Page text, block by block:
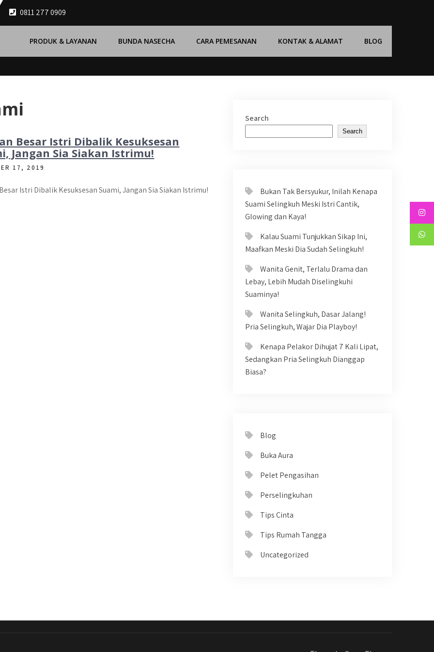
0811 277 0909
PRODUK & LAYANAN BUNDA NASECHA CARA PEMESANAN KONTAK & ALAMAT BLOG
Besar Istri Dibalik Kesuksesan
Jangan Sia Siakan Istrimu!
17, 2019
Istri Dibalik Kesuksesan Suami, Jangan Sia Siakan Istrimu!
Search
Search
Bukan Tak Bersyukur, Inilah Kenapa
Suami Selingkuh Meski Istri Cantik,
Glowing dan Kaya!
Kalau Suami Tunjukkan Sikap Ini,
Maafkan Meski Dia Sudah Selingkuh!
Wanita Genit, Terlalu Drama dan
Lebay, Lebih Mudah Diselingkuhi
Suaminya!
Wanita Selingkuh, Dasar Jalang!
Pria Selingkuh, Wajar Dia Playboy!
Kenapa Pelakor Dihujat 7 Kali Lipat,
Sedangkan Pria Selingkuh Dianggap
Biasa?
Blog
Buka Aura
Pelet Pengasihan
Perselingkuhan
Tips Cinta
Tips Rumah Tangga
Uncategorized